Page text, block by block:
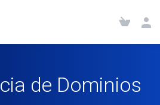
de Dominios